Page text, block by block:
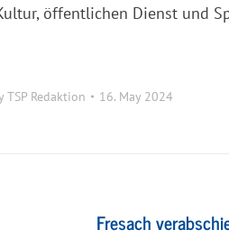
öffentlichen Dienst und
TSP Redaktion 16. May 2024
Fresach